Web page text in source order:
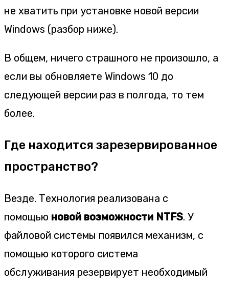
не хватить при установке новой версии
Windows (разбор ниже).
В общем, ничего страшного не произошло, а
если вы обновляете Windows 10 до
следующей версии раз в полгода, то тем
более.
Где находится зарезервированное
пространство?
Везде. Технология реализована с
помощью новой возможности NTFS. У
файловой системы появился механизм, с
помощью которого система
обслуживания резервирует необходимый